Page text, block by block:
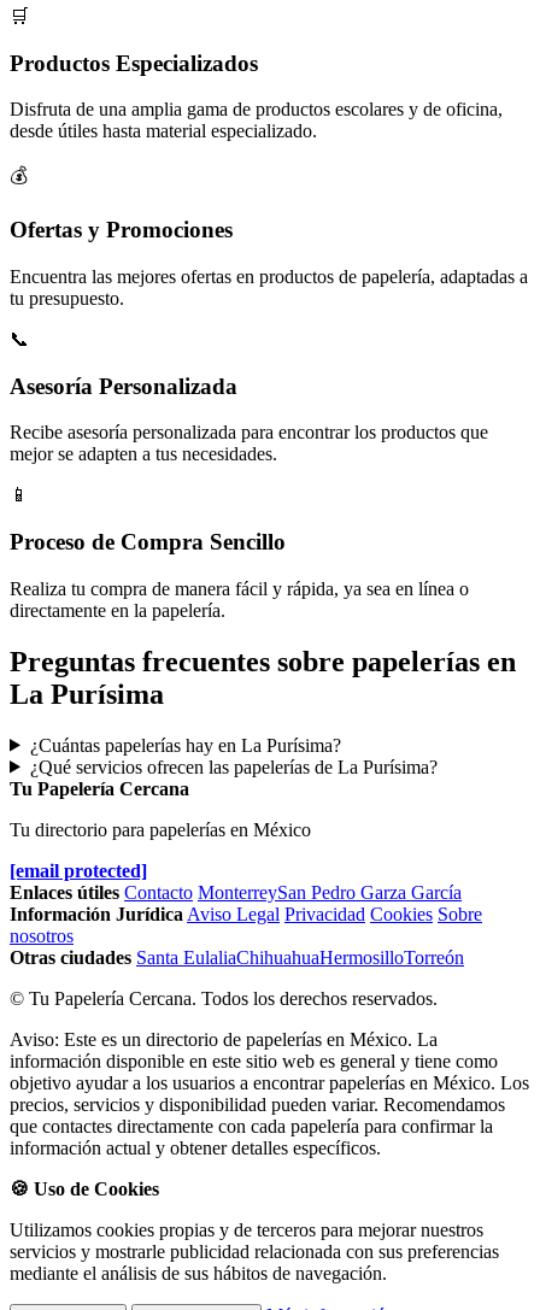
🛒
Productos Especializados
Disfruta de una amplia gama de productos escolares y de oficina,
desde útiles hasta material especializado.
💰
Ofertas y Promociones
Encuentra las mejores ofertas en productos de papelería, adaptadas a
tu presupuesto.
📞
Asesoría Personalizada
Recibe asesoría personalizada para encontrar los productos que
mejor se adapten a tus necesidades.
📱
Proceso de Compra Sencillo
Realiza tu compra de manera fácil y rápida, ya sea en línea o
directamente en la papelería.
Preguntas frecuentes sobre papelerías en
La Purísima
¿Cuántas papelerías hay en La Purísima?
¿Qué servicios ofrecen las papelerías de La Purísima?
Tu Papelería Cercana
Tu directorio para papelerías en México
[email protected]
Enlaces útiles Contacto MonterreySan Pedro Garza García
Información Jurídica Aviso Legal Privacidad Cookies Sobre
nosotros
Otras ciudades Santa EulaliaChihuahuaHermosilloTorreón
© Tu Papelería Cercana. Todos los derechos reservados.
Aviso: Este es un directorio de papelerías en México. La
información disponible en este sitio web es general y tiene como
objetivo ayudar a los usuarios a encontrar papelerías en México. Los
precios, servicios y disponibilidad pueden variar. Recomendamos
que contactes directamente con cada papelería para confirmar la
información actual y obtener detalles específicos.
🍪 Uso de Cookies
Utilizamos cookies propias y de terceros para mejorar nuestros
servicios y mostrarle publicidad relacionada con sus preferencias
mediante el análisis de sus hábitos de navegación.